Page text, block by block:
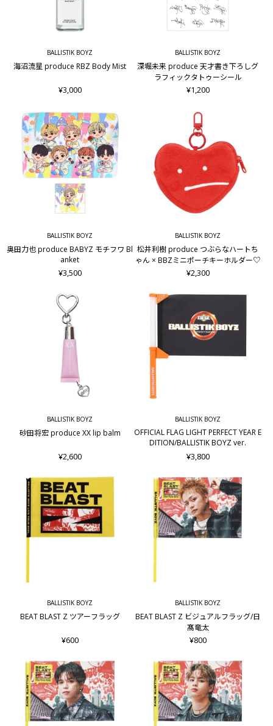
BALLISTIK BOYZ
海沼流星 produce RBZ Body Mist
¥3,000
BALLISTIK BOYZ
深堀未来 produce 天才書き下ろしグ
ラフィックタトゥーシール
¥1,200
BALLISTIK BOYZ
奥田力也 produce BABYZ モチフワ Bl
anket
¥3,500
BALLISTIK BOYZ
松井利樹 produce つぶらなハートち
ゃん × BBZミニポーチキーホルダー♡
¥2,300
BALLISTIK BOYZ
砂田将宏 produce XX lip balm
¥2,600
BALLISTIK BOYZ
OFFICIAL FLAG LIGHT PERFECT YEAR E
DITION/BALLISTIK BOYZ ver.
¥3,800
BALLISTIK BOYZ
BEAT BLAST Z ツアーフラッグ
¥600
BALLISTIK BOYZ
BEAT BLAST Z ビジュアルフラッグ/日
髙竜太
¥800